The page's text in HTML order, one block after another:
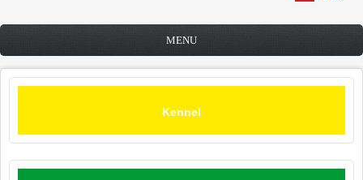
MENU
Kennel